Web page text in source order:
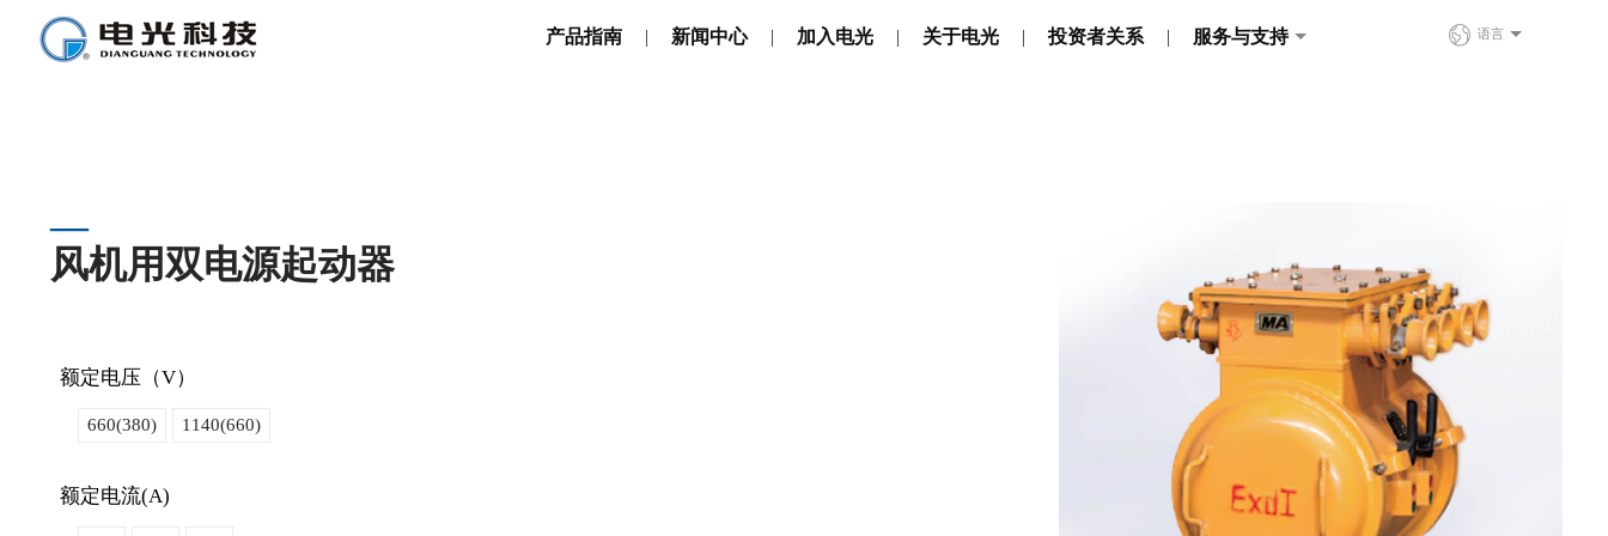
产品指南 新闻中心 加入电光 关于电光 投资者关系 服务与支持 语言
风机用双电源起动器
额定电压（V）
660(380) 1140(660)
额定电流(A)